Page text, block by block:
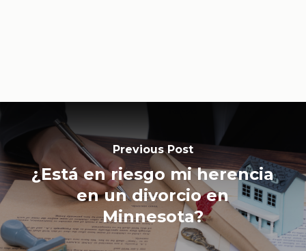
Previous Post
¿Está en riesgo mi herencia
en un divorcio en
Minnesota?